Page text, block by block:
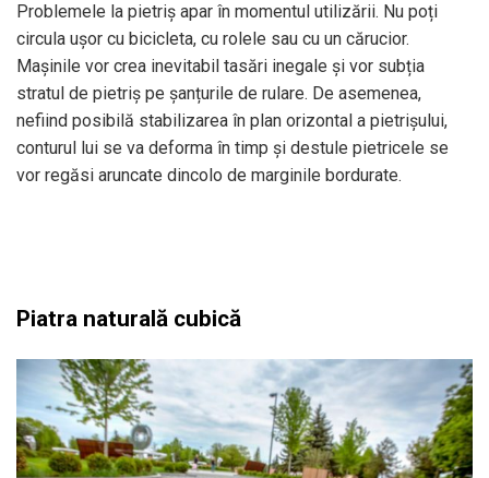
Problemele la pietriș apar în momentul utilizării. Nu poți
circula ușor cu bicicleta, cu rolele sau cu un cărucior.
Mașinile vor crea inevitabil tasări inegale și vor subția
stratul de pietriș pe șanțurile de rulare. De asemenea,
nefiind posibilă stabilizarea în plan orizontal a pietrișului,
conturul lui se va deforma în timp și destule pietricele se
vor regăsi aruncate dincolo de marginile bordurate.
Piatra naturală cubică